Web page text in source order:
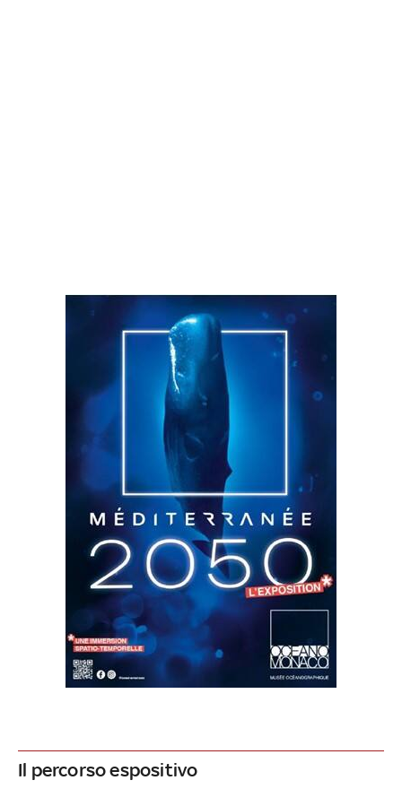
Il percorso espositivo